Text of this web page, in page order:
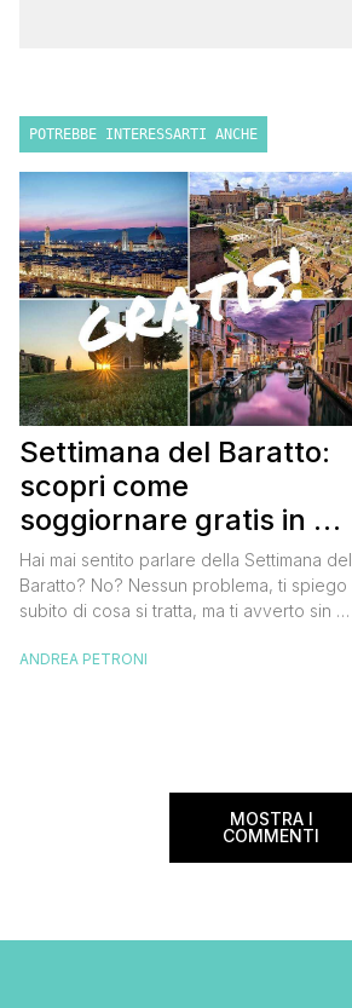
POTREBBE INTERESSARTI ANCHE
Settimana del Baratto:
scopri come
soggiornare gratis in un
bed and breakfast
Hai mai sentito parlare della Settimana del
Baratto? No? Nessun problema, ti spiego
subito di cosa si tratta, ma ti avverto sin da
tantissimo perché ti permetterà di
ANDREA PETRONI
MOSTRA I
COMMENTI